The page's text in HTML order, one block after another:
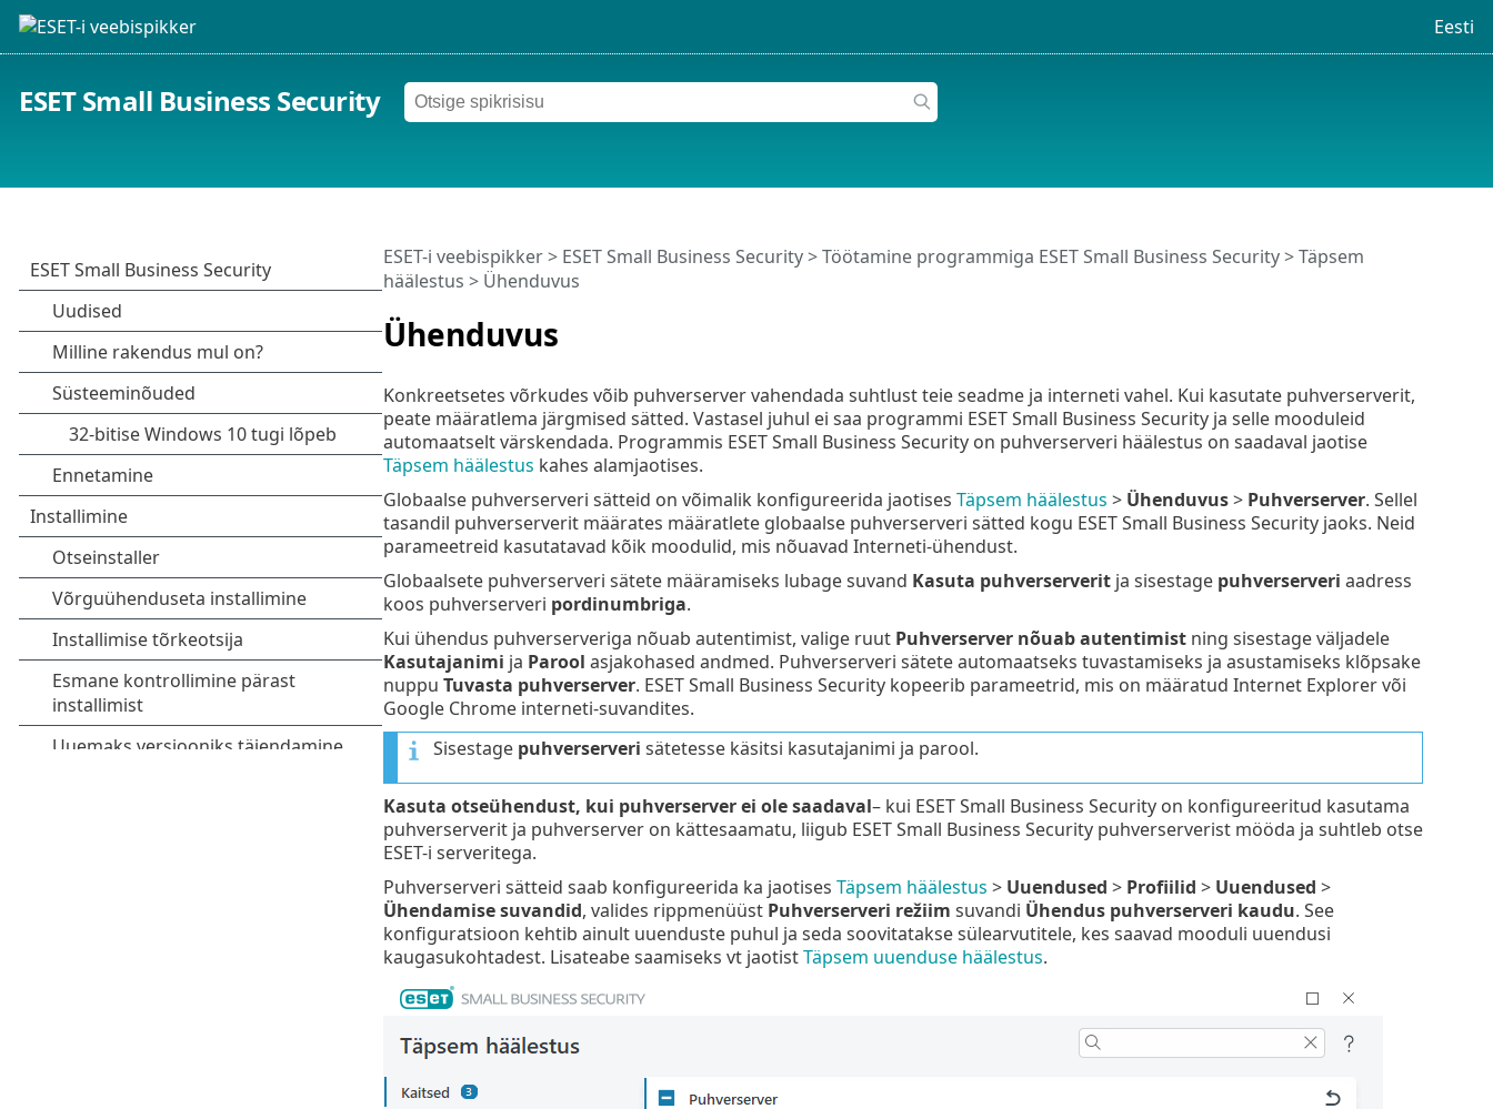
Eesti
ESET Small Business Security
Ühenduvus
ESET-i veebispikker> ESET Small Business Security>Töötamine programmiga ESET Small Business Security>Täpsem
häälestus > Ühenduvus
Konkreetsetes võrkudes võib puhverserver vahendada suhtlust teie seadme ja interneti vahel. Kui kasutate puhverserverit,
peate määratlema järgmised sätted. Vastasel juhul ei saa programmi ESET Small Business Security ja selle mooduleid
automaatselt värskendada. Programmis ESET Small Business Security on puhverserveri häälestus on saadaval jaotise
Täpsem häälestus kahes alamjaotises.
Globaalse puhverserveri sätteid on võimalik konfigureerida jaotises Täpsem häälestus > Ühenduvus> Puhverserver. Sellel
tasandil puhverserverit määrates määratlete globaalse puhverserveri sätted kogu ESET Small Business Security jaoks. Neid
parameetreid kasutatavad kõik moodulid, mis nõuavad Interneti-ühendust.
Globaalsete puhverserveri sätete määramiseks lubage suvand Kasuta puhverserveritja sisestage puhverserveri aadress
koos puhverserveri pordinumbriga.
Kui ühendus puhverserveriga nõuab autentimist, valige ruut Puhverserver nõuab autentimistning sisestage väljadele
Kasutajanimi ja Parool asjakohased andmed. Puhverserveri sätete automaatseks tuvastamiseks ja asustamiseks klõpsake
nuppu Tuvasta puhverserver. ESET Small Business Security kopeerib parameetrid, mis on määratud Internet Explorer või
Google Chrome interneti-suvandites.
Sisestage puhverserveri sätetesse käsitsi kasutajanimi ja parool.
Kasuta otseühendust, kui puhverserver ei ole saadaval– kui ESET Small Business Security on konfigureeritud kasutama
puhverserverit ja puhverserver on kättesaamatu, liigub ESET Small Business Security puhverserverist mööda ja suhtleb otse
ESET-i serveritega.
Puhverserveri sätteid saab konfigureerida ka jaotises Täpsem häälestus > Uuendused > Profiilid > Uuendused >
Ühendamise suvandid, valides rippmenüüst Puhverserveri režiim suvandi Ühendus puhverserveri kaudu. See
konfiguratsioon kehtib ainult uuenduste puhul ja seda soovitatakse sülearvutitele, kes saavad mooduli uuendusi
kaugasukohtadest. Lisateabe saamiseks vt jaotistTäpsem uuenduse häälestus.